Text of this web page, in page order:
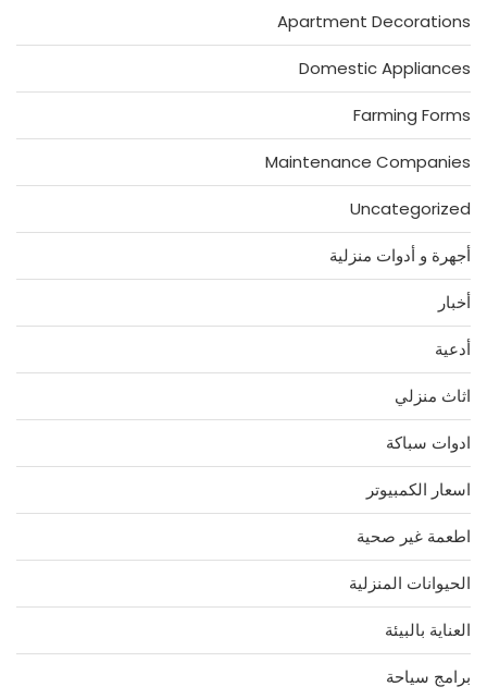
Apartment Decorations
Domestic Appliances
Farming Forms
Maintenance Companies
Uncategorized
أجهرة و أدوات منزلية
أخبار
أدعية
اثاث منزلي
ادوات سباكة
اسعار الكمبيوتر
اطعمة غير صحية
الحيوانات المنزلية
العناية بالبيئة
برامج سياحة